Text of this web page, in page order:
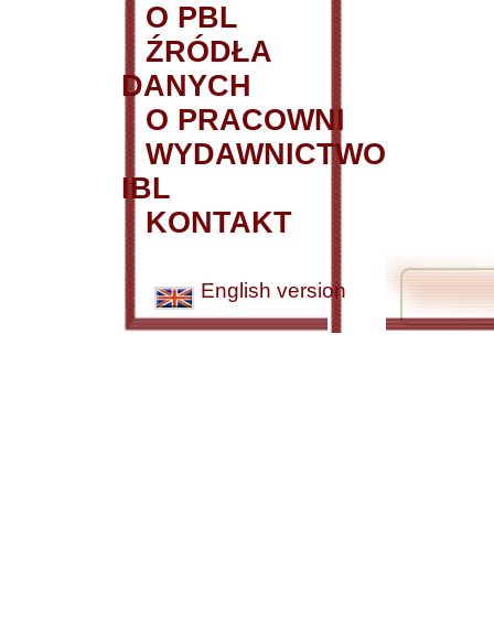
O PBL
ŹRÓDŁA
DANYCH
O PRACOWNI
WYDAWNICTWO
IBL
KONTAKT
English version